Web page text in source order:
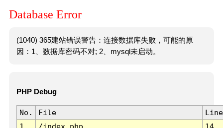
Database Error
(1040) 365建站错误警告：连接数据库失败，可能的原
因：1、数据库密码不对; 2、mysql未启动。
PHP Debug
No. File
Line
1
/index.php 14